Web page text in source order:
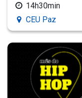
14h30min
CEU Paz